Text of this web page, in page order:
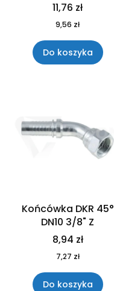
11,76 zł
9,56 zł
Do koszyka
Końcówka DKR 45°
DN10 3/8" Z
8,94 zł
7,27 zł
Do koszyka